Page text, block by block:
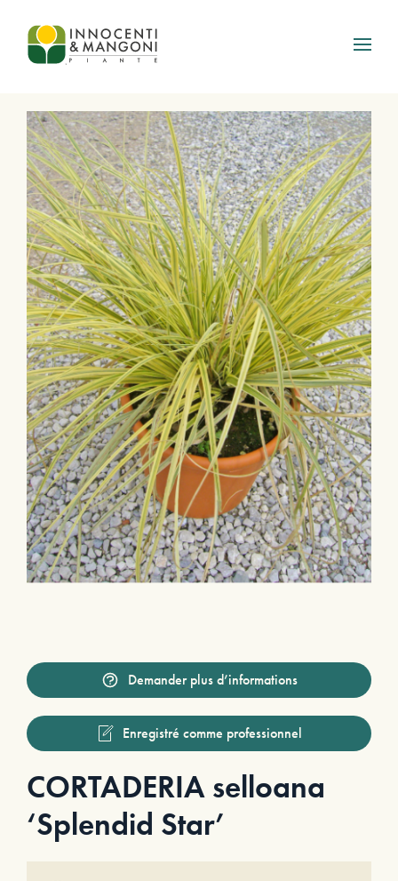
Skip to main content
Demander plus d’informations
Enregistré comme professionnel
CORTADERIA selloana
‘Splendid Star’